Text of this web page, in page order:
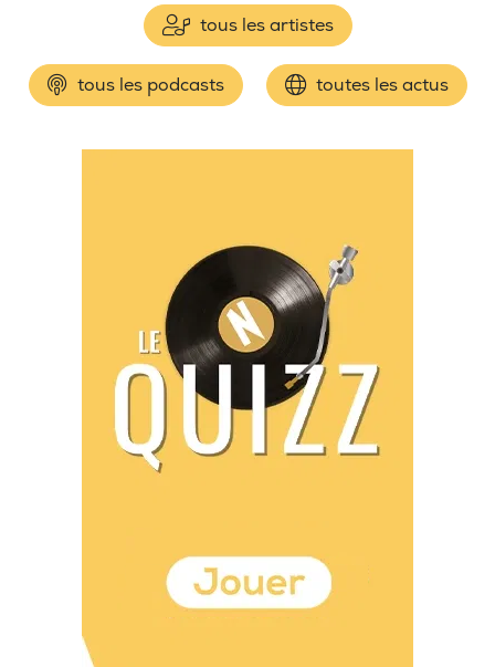
tous les artistes
tous les podcasts toutes les actus